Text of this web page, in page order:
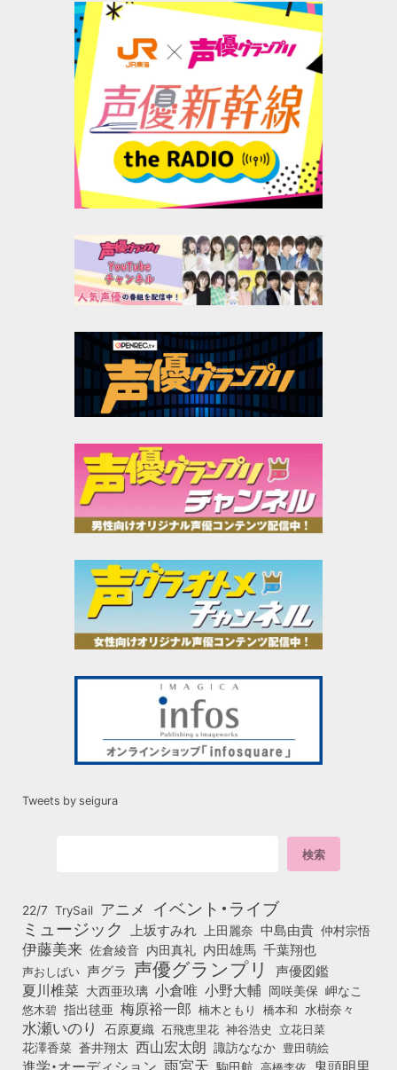
Tweets by seigura
22/7 TrySail アニメ イベント・ライブ
ミュージック 上坂すみれ 上田麗奈 中島由貴 仲村宗悟
伊藤美来 佐倉綾音 内田真礼 内田雄馬 千葉翔也
声おしばい 声グラ 声優グランプリ 声優図鑑
夏川椎菜 大西亜玖璃 小倉唯 小野大輔 岡咲美保 岬なこ
悠木碧 指出毬亜 梅原裕一郎 楠木ともり 橋本和 水樹奈々
水瀬いのり 石原夏織 石飛恵里花 神谷浩史 立花日菜
花澤香菜 蒼井翔太 西山宏太朗 諏訪ななか 豊田萌絵
進学・オーディション 鬼頭明里